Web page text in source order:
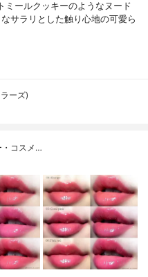
ールクッキーのようなヌード
サラリとした触り心地の可愛ら
ーズ)
・コスメ…